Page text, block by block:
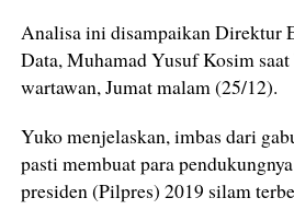
Analisa ini disampaikan Direktur
Data, Muhamad Yusuf Kosim
wartawan, Jumat malam (25/12).
Yuko menjelaskan, imbas dari
pasti membuat para
presiden (Pilpres) 2019 silam